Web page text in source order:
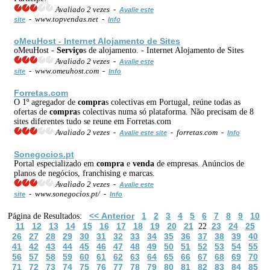
Avaliado 2 vezes - Avalie este
site - www.topvendas.net - Info
oMeuHost - Internet Alojamento de Sites
oMeuHost - Serviços de alojamento. - Internet Alojamento de Sites
Avaliado 2 vezes - Avalie este
site - www.omeuhost.com - Info
Forretas.com
O 1º agregador de compras colectivas em Portugal, reúne todas as
ofertas de compras colectivas numa só plataforma. Não precisam de 8
sites diferentes tudo se reune em Forretas.com
Avaliado 2 vezes - Avalie este site - forretas.com - Info
Sonegocios.pt
Portal especializado em compra e venda de empresas. Anúncios de
planos de negócios, franchising e marcas.
Avaliado 2 vezes - Avalie este
site - www.sonegocios.pt/ - Info
Página de Resultados: << Anterior 1 2 3 4 5 6 7 8 9
10
11
12 13 14 15 16 17 18 19 20 2122 23 24
25
26
27 28 29 30 31 32 33 34 35 36 37 38 39
40
41
42 43 44 45 46 47 48 49 50 51 52 53 54
55
56
57 58 59 60 61 62 63 64 65 66 67 68 69
70
71
72 73 74 75 76 77 78 79 80 81 82 83 84 85